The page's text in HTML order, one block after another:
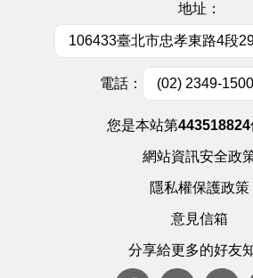
地址：
106433臺北市忠孝東路4段
電話： (02) 2349-1500
您是本站第443518824
網站資訊安全政
隱私權保護政策
意見信箱
分享給更多的好友